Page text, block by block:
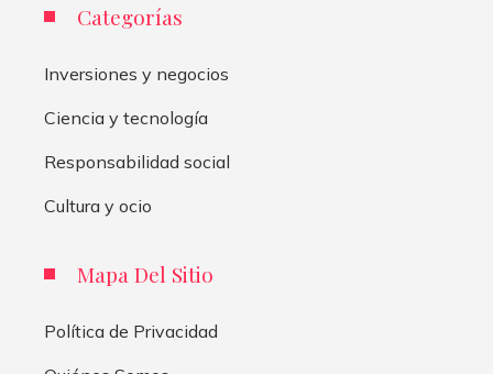
Categorías
Inversiones y negocios
Ciencia y tecnología
Responsabilidad social
Cultura y ocio
Mapa Del Sitio
Política de Privacidad